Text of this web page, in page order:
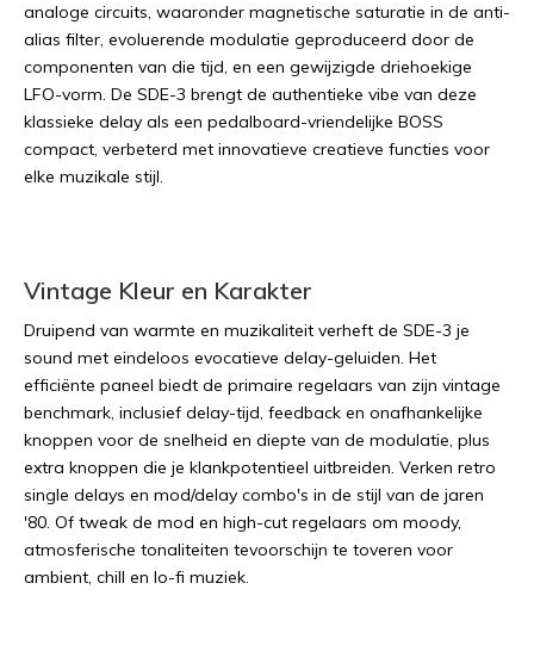
analoge circuits, waaronder magnetische saturatie in de anti-
alias filter, evoluerende modulatie geproduceerd door de
componenten van die tijd, en een gewijzigde driehoekige
LFO-vorm. De SDE-3 brengt de authentieke vibe van deze
klassieke delay als een pedalboard-vriendelijke BOSS
compact, verbeterd met innovatieve creatieve functies voor
elke muzikale stijl.
Vintage Kleur en Karakter
Druipend van warmte en muzikaliteit verheft de SDE-3 je
sound met eindeloos evocatieve delay-geluiden. Het
efficiënte paneel biedt de primaire regelaars van zijn vintage
benchmark, inclusief delay-tijd, feedback en onafhankelijke
knoppen voor de snelheid en diepte van de modulatie, plus
extra knoppen die je klankpotentieel uitbreiden. Verken retro
single delays en mod/delay combo's in de stijl van de jaren
'80. Of tweak de mod en high-cut regelaars om moody,
atmosferische tonaliteiten tevoorschijn te toveren voor
ambient, chill en lo-fi muziek.